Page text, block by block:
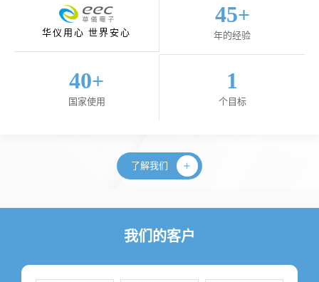
华仪用心 世界安心
45+
年的经验
40+
国家使用
1
个目标
了解我们
我们的客户